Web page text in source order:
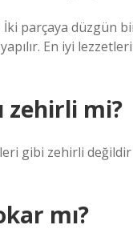
parçaya düzgün
En iyi
zehirli mi?
gibi zehirli
mı?